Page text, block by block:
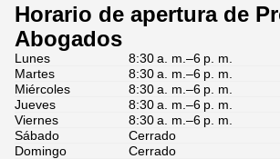
Horario de apertura de
Abogados
Lunes
8:30 a. m.–6 p. m.
Martes
8:30 a. m.–6 p. m.
Miércoles
8:30 a. m.–6 p. m.
Jueves
8:30 a. m.–6 p. m.
Viernes
8:30 a. m.–6 p. m.
Sábado
Cerrado
Domingo
Cerrado